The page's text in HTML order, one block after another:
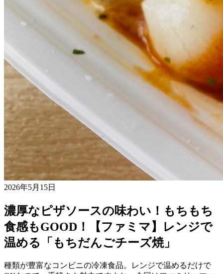
2026年5月15日
濃厚なピザソースの味わい！もちもち
食感もGOOD！【ファミマ】レンジで
温める「もちだんごチーズ焼」
種類が豊富なコンビニの冷凍食品。レンジで温めるだけで